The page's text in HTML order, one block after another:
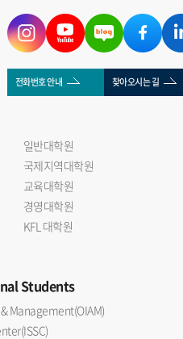
전화번호 안내 찾아오시는 길
일반대학원
국제지역대학원
교육대학원
경영대학원
KFL 대학원
Students
Management(OIAM)